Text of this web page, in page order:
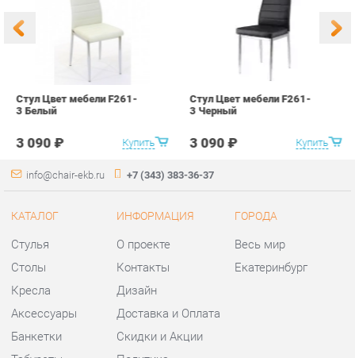
3 090 ₽ Купить
info@chair-ekb.ru
КАТАЛОГ
Столы
Банкетки
Пуфы
Мини-Диваны
Комплектующие
ИНФОРМАЦИЯ
Контакты
Скидки и Акции
Гарантия
Помощь
ГОРОДА
Екатеринбург
КОНТАКТЫ